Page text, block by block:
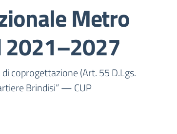
Metro
2021–2027
coprogettazione (Art. 55 D.Lgs.
Brindisi” — CUP